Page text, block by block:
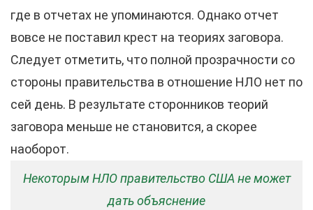
где в отчетах не упоминаются. Однако отчет
вовсе не поставил крест на теориях заговора.
Следует отметить, что полной прозрачности со
стороны правительства в отношение НЛО нет по
сей день. В результате сторонников теорий
заговора меньше не становится, а скорее
наоборот.
Некоторым НЛО правительство США не может
дать объяснение